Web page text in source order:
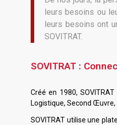
leurs besoins ou
leurs besoins ont
SOVITRAT.
SOVITRAT :
Créé en 1980,
Logistique, Second
SOVITRAT utilise une